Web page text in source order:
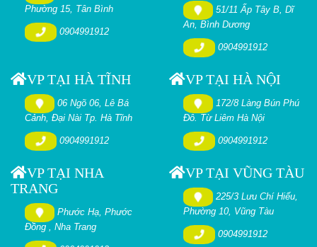
Phường 15, Tân Bình
0904991912
51/11 Ấp Tây B, Dĩ
An, Bình Dương
0904991912
VP TẠI HÀ TĨNH
06 Ngõ 06, Lê Bá
Cảnh, Đại Nài Tp. Hà Tĩnh
0904991912
VP TẠI HÀ NỘI
172/8 Làng Bún Phú
Đô. Từ Liêm Hà Nội
0904991912
VP TẠI NHA
TRANG
Phước Hạ, Phước
Đồng , Nha Trang
VP TẠI VŨNG TÀU
225/3 Lưu Chí Hiếu,
Phường 10, Vũng Tàu
0904991912